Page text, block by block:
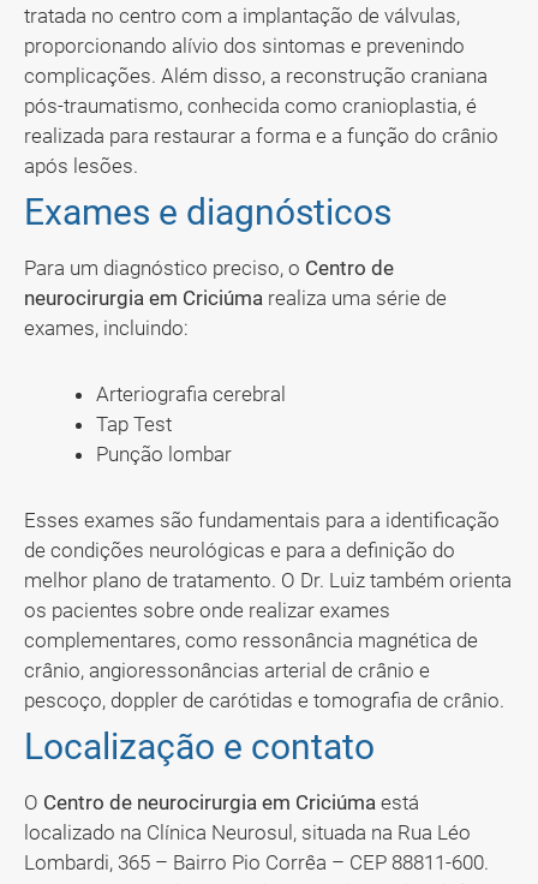
tratada no centro com a implantação de válvulas,
proporcionando alívio dos sintomas e prevenindo
complicações. Além disso, a reconstrução craniana
pós-traumatismo, conhecida como cranioplastia, é
realizada para restaurar a forma e a função do crânio
após lesões.
Exames e diagnósticos
Para um diagnóstico preciso, o Centro de
neurocirurgia em Criciúma realiza uma série de
exames, incluindo:
Arteriografia cerebral
Tap Test
Punção lombar
Esses exames são fundamentais para a identificação
de condições neurológicas e para a definição do
melhor plano de tratamento. O Dr. Luiz também orienta
os pacientes sobre onde realizar exames
complementares, como ressonância magnética de
crânio, angioressonâncias arterial de crânio e
pescoço, doppler de carótidas e tomografia de crânio.
Localização e contato
O Centro de neurocirurgia em Criciúma está
localizado na Clínica Neurosul, situada na Rua Léo
Lombardi, 365 – Bairro Pio Corrêa – CEP 88811-600.